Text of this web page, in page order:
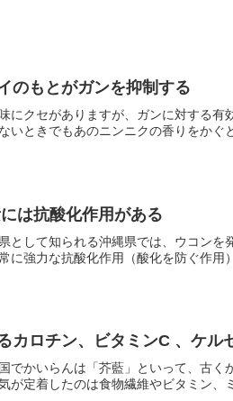
のもとがガンを抑制する
にクセがありますが、ガンに対する
いときでもあのニンニクの香りをか
は抗酸化作用がある
として知られる沖縄県では、ウコン
に強力な抗酸化作用（酸化を防ぐ作
カロチン、ビタミンC 、ケル
でかいらんは「芥藍」といって、古く
が定着したのは食物繊維やビタミン